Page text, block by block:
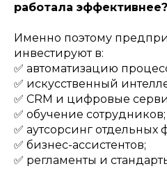
работала
Именно поэтому
инвестируют в:
✅ автоматизацию
✅ искусственный
✅ CRM и цифровые
✅ обучение сотрудников;
✅ аутсорсинг отдельных
✅ бизнес-ассистентов;
✅ регламенты и